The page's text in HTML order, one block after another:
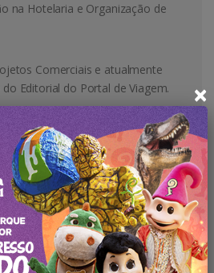
na Hotelaria e Organização de
Comerciais e atualmente
Editorial do Portal de Viagem.
da colonização Alemã!
×